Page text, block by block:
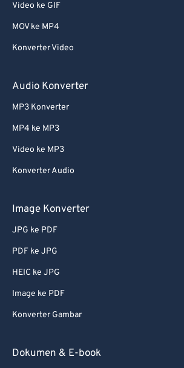
Video ke GIF
MOV ke MP4
Konverter Video
Audio Konverter
MP3 Konverter
MP4 ke MP3
Video ke MP3
Konverter Audio
Image Konverter
JPG ke PDF
PDF ke JPG
HEIC ke JPG
Image ke PDF
Konverter Gambar
Dokumen & E-book